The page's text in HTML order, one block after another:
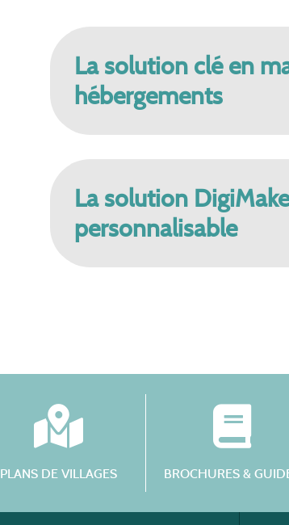
La solution clé en
hébergements
La solution
personnalisable
PLANS DE VILLAGES BROCHURES &